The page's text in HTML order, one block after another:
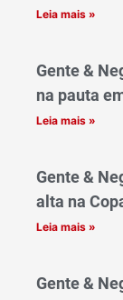
Leia mais »
Gente &
na pauta
Leia mais »
Gente &
alta na
Leia mais »
Gente &